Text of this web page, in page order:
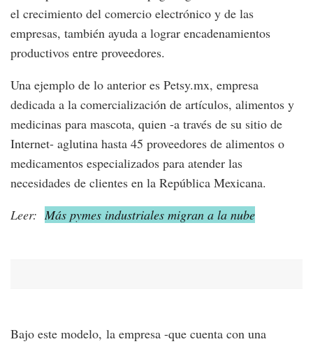
el crecimiento del comercio electrónico y de las
empresas, también ayuda a lograr encadenamientos
productivos entre proveedores.
Una ejemplo de lo anterior es Petsy.mx, empresa
dedicada a la comercialización de artículos, alimentos y
medicinas para mascota, quien -a través de su sitio de
Internet- aglutina hasta 45 proveedores de alimentos o
medicamentos especializados para atender las
necesidades de clientes en la República Mexicana.
Leer: Más pymes industriales migran a la nube
Bajo este modelo, la empresa -que cuenta con una